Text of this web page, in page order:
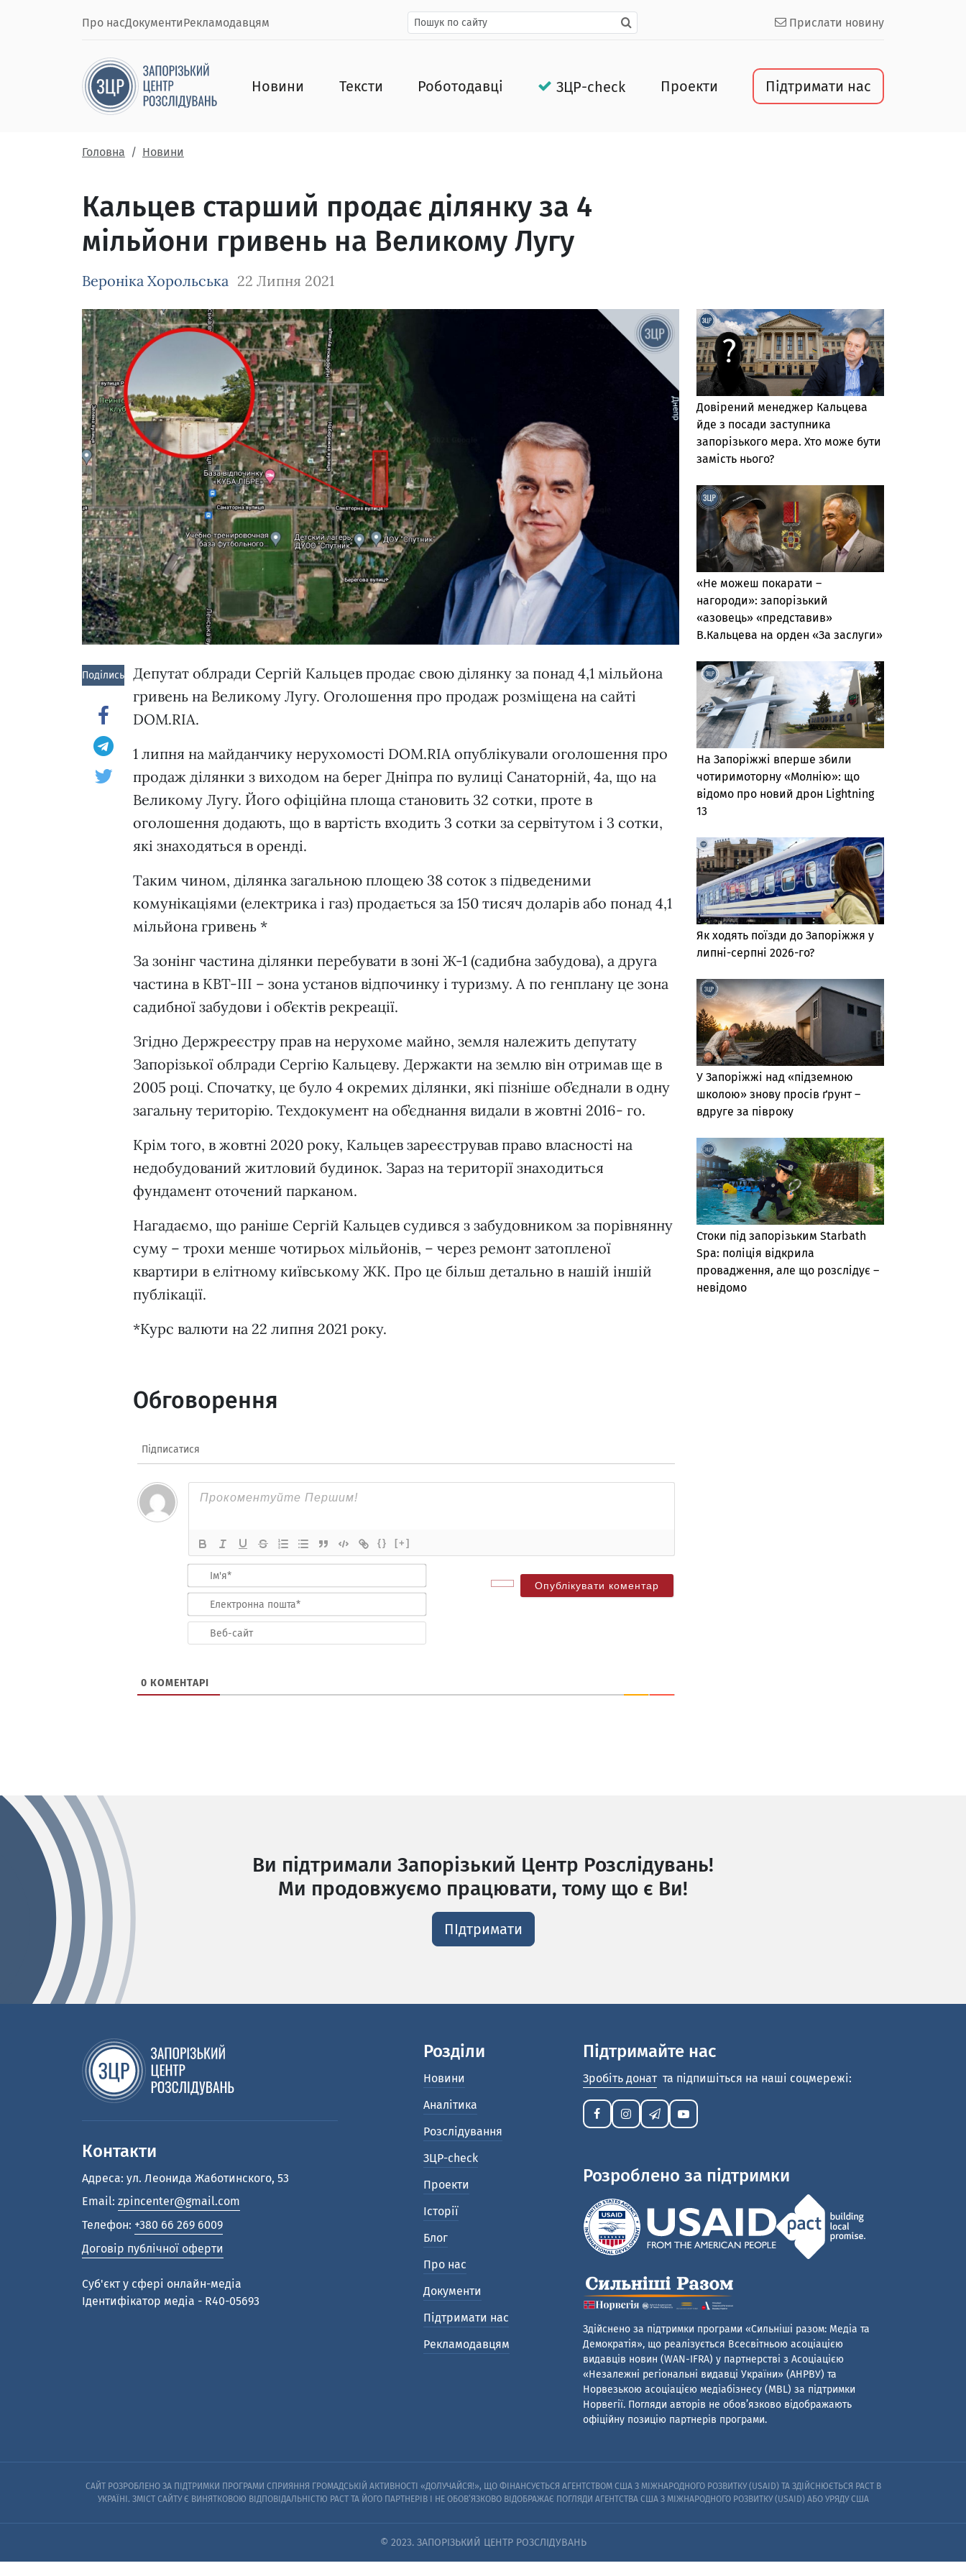
Про насДокументиРекламодавцям Прислати новину
Новини Тексти Роботодавці ЗЦР-check Проекти Підтримати нас
Головна Новини
Кальцев старший продає ділянку за 4
мільйони гривень на Великому Лугу
Вероніка Хорольська 22 Липня 2021
Зображення завантажується
Поділись!
Депутат облради Сергій Кальцев продає свою ділянку за понад 4,1 мільйона
гривень на Великому Лугу. Оголошення про продаж розміщена на сайті
DOM.RIA.
1 липня на майданчику нерухомості DOM.RIA опублікували оголошення про
продаж ділянки з виходом на берег Дніпра по вулиці Санаторній, 4а, що на
Великому Лугу. Його офіційна площа становить 32 сотки, проте в
оголошення додають, що в вартість входить 3 сотки за сервітутом і 3 сотки,
які знаходяться в оренді.
Таким чином, ділянка загальною площею 38 соток з підведеними
комунікаціями (електрика і газ) продається за 150 тисяч доларів або понад 4,1
мільйона гривень *
За зонінг частина ділянки перебувати в зоні Ж-1 (садибна забудова), а друга
частина в КВТ-III – зона установ відпочинку і туризму. А по генплану це зона
садибної забудови і об’єктів рекреації.
Згідно Держреєстру прав на нерухоме майно, земля належить депутату
Запорізької облради Сергію Кальцеву. Держакти на землю він отримав ще в
2005 році. Спочатку, це було 4 окремих ділянки, які пізніше об’єднали в одну
загальну територію. Техдокумент на об’єднання видали в жовтні 2016- го.
Крім того, в жовтні 2020 року, Кальцев зареєстрував право власності на
недобудований житловий будинок. Зараз на території знаходиться
фундамент оточений парканом.
Нагадаємо, що раніше Сергій Кальцев судився з забудовником за порівнянну
суму – трохи менше чотирьох мільйонів, – через ремонт затопленої
квартири в елітному київському ЖК. Про це більш детально в нашій іншій
публікації.
*Курс валюти на 22 липня 2021 року.
Обговорення
Підписатися
{} [+]
пошта*
сайт
0 КОМЕНТАРІ
Довірений менеджер Кальцева
йде з посади заступника
запорізького мера. Хто може бути
замість нього?
«Не можеш покарати –
нагороди»: запорізький
«азовець» «представив»
В.Кальцева на орден «За заслуги»
На Запоріжжі вперше збили
чотиримоторну «Молнію»: що
відомо про новий дрон Lightning
13
Як ходять поїзди до Запоріжжя у
липні-серпні 2026-го?
У Запоріжжі над «підземною
школою» знову просів ґрунт –
вдруге за півроку
Стоки під запорізьким Starbath
Spa: поліція відкрила
провадження, але що розслідує –
невідомо
Ви підтримали Запорізький Центр Розслідувань!
Ми продовжуємо працювати, тому що є Ви!
ПІдтримати
Контакти
Адреса: ул. Леонида Жаботинского, 53
Email: zpincenter@gmail.com
Телефон: +380 66 269 6009
Договір публічної оферти
Cуб'єкт у сфері онлайн-медіа
Ідентифікатор медіа - R40-05693
Розділи
Новини
Аналітика
Розслідування
ЗЦР-check
Проекти
Історії
Блог
Про нас
Документи
Підтримати нас
Рекламодавцям
Підтримайте нас
Зробіть донат та підпишіться на наші соцмережі:
Розроблено за підтримки
Здійснено за підтримки програми «Сильніші разом: Медіа та
Демократія», що реалізується Всесвітньою асоціацією
видавців новин (WAN-IFRA) у партнерстві з Асоціацією
«Незалежні регіональні видавці України» (АНРВУ) та
Норвезькою асоціацією медіабізнесу (MBL) за підтримки
Норвегії. Погляди авторів не обов’язково відображають
офіційну позицію партнерів програми.
САЙТ РОЗРОБЛЕНО ЗА ПІДТРИМКИ ПРОГРАМИ СПРИЯННЯ ГРОМАДСЬКІЙ АКТИВНОСТІ «ДОЛУЧАЙСЯ!», ЩО ФІНАНСУЄТЬСЯ АГЕНТСТВОМ США З МІЖНАРОДНОГО РОЗВИТКУ (USAID) ТА ЗДІЙСНЮЄТЬСЯ PACT В
УКРАЇНІ. ЗМІСТ САЙТУ Є ВИНЯТКОВОЮ ВІДПОВІДАЛЬНІСТЮ PACT ТА ЙОГО ПАРТНЕРІВ I НЕ ОБОВ’ЯЗКОВО ВІДОБРАЖАЄ ПОГЛЯДИ АГЕНТСТВА США З МІЖНАРОДНОГО РОЗВИТКУ (USAID) АБО УРЯДУ США
© 2023. ЗАПОРІЗЬКИЙ ЦЕНТР РОЗСЛІДУВАНЬ